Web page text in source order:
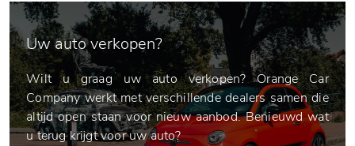
Uw auto verkopen?
Wilt u graag uw auto verkopen? Orange Car
Company werkt met verschillende dealers samen die
altijd open staan voor nieuw aanbod. Benieuwd wat
u terug krijgt voor uw auto?